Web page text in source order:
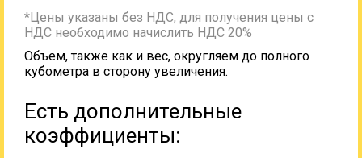
*Цены указаны без НДС, для получения цены с
НДС необходимо начислить НДС 20%
Объем, также как и вес, округляем до полного
кубометра в сторону увеличения.
Есть дополнительные
коэффициенты: